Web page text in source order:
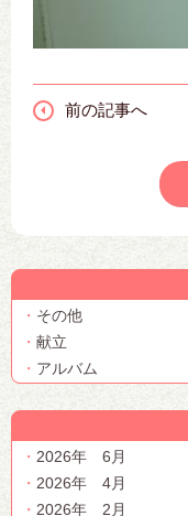
前の記事へ
その他
献立
アルバム
2026年 6月
2026年 4月
2026年 2月